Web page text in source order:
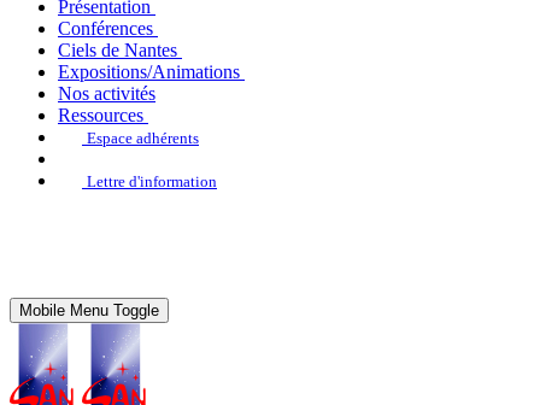
Présentation
Conférences
Ciels de Nantes
Expositions/Animations
Nos activités
Ressources
Espace adhérents
Lettre d'information
Mobile Menu Toggle